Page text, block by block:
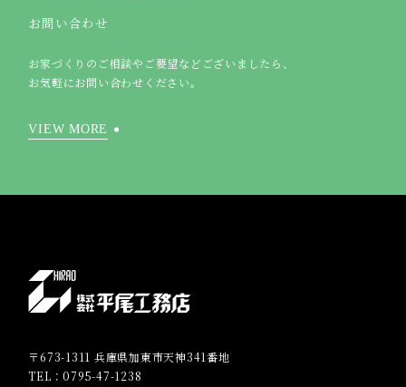
お問い合わせ
お家づくりのご相談やご要望などございましたら、
お気軽にお問い合わせください。
VIEW MORE
〒673-1311 兵庫県加東市天神341番地
TEL：0795-47-1238